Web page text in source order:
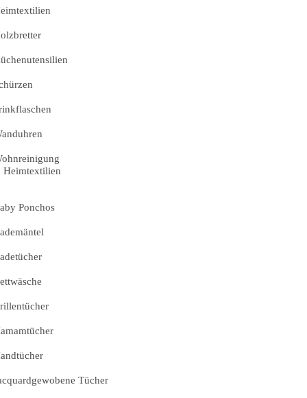
Heimtextilien
Ponchos
Tücher